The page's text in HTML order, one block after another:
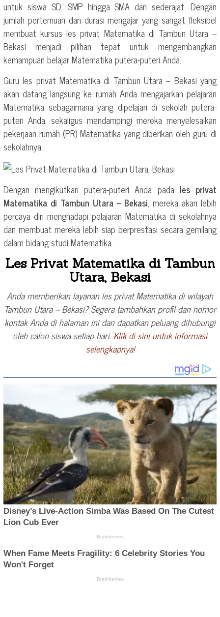
untuk siswa SD, SMP hingga SMA dan sederajat. Dengan
jumlah pertemuan dan durasi mengajar yang sangat fleksibel
membuat kursus les privat Matematika di Tambun Utara –
Bekasi menjadi pilihan tepat untuk mengembangkan
kemampuan belajar Matematika putera-puteri Anda.
Guru les privat Matematika di Tambun Utara – Bekasi yang
akan datang langsung ke rumah Anda mengajarkan pelajaran
Matematika sebagaimana yang dipelajari di sekolah putera-
puteri Anda, sekaligus mendampingi mereka menyelesaikan
pekerjaan rumah (PR) Matematika yang diberikan oleh guru di
sekolahnya.
Dengan mengikutkan putera-puteri Anda pada les privat
Matematika di Tambun Utara – Bekasi, mereka akan lebih
percaya diri menghadapi pelajaran Matematika di sekolahnya
dan membuat mereka lebih siap berprestasi secara gemilang
dalam bidang studi Matematika.
Les Privat Matematika di Tambun
Utara, Bekasi
Anda memberikan layanan les privat Matematika di wilayah
Tambun Utara – Bekasi? Segera tambahkan profil dan nomor
kontak Anda di halaman ini dan dapatkan peluang dihubungi
oleh calon siswa setiap hari. Klik di sini untuk informasi
selengkapnya!